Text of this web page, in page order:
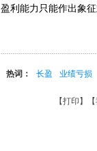
盈利能力只能作出象征
热词： 长盈 业绩亏损
【打印 】【